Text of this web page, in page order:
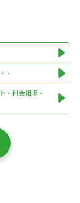
・
・料金相場・